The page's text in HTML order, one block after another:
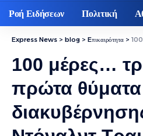
Ροή Ειδήσεων Πολιτική
Express News > blog > Eπικαιρότητα > 100
100 μέρες…
πρώτα θύματα